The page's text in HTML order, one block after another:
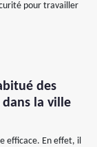
pour travailler
des
la ville
efficace. En effet, il